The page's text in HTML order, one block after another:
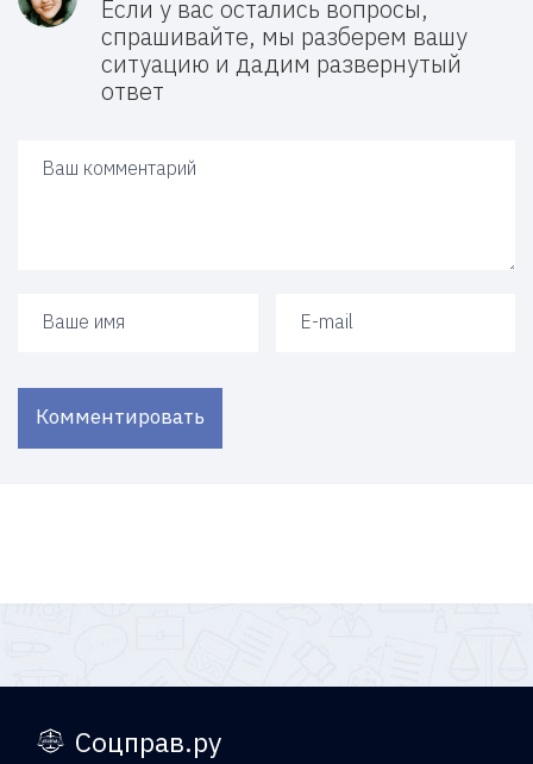
Если у вас остались вопросы,
спрашивайте, мы разберем вашу
ситуацию и дадим развернутый
ответ
Комментировать
Соцправ.ру